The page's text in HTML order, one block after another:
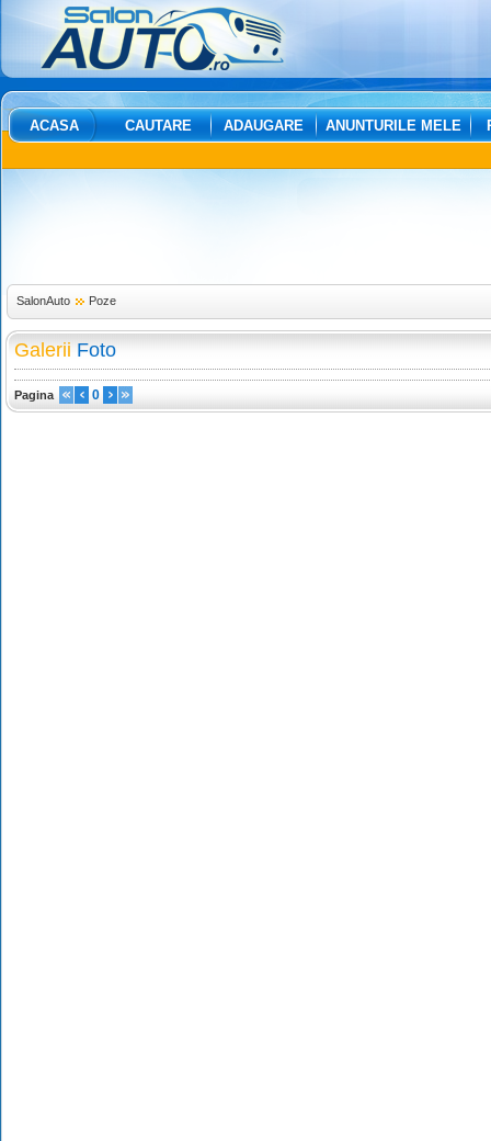
ACASA CAUTARE ADAUGARE ANUNTURILE MELE
SalonAuto Poze
Galerii Foto
Pagina 0